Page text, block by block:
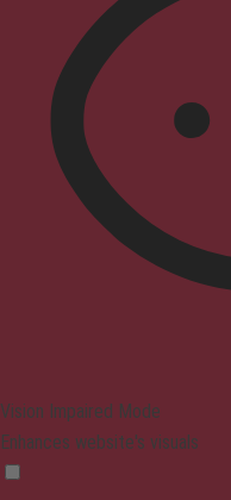
Vision Impaired Mode
Enhances website's visuals